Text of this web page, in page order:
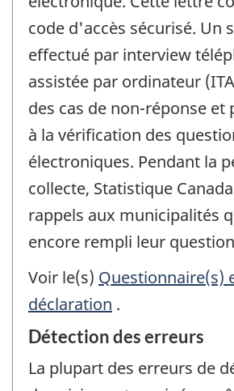
code d'accès sécurisé. Un
effectué par interview
assistée par ordinateur
des cas de non-réponse et
à la vérification des
électroniques. Pendant la
collecte, Statistique
rappels aux municipalités
encore rempli leur
Voir le(s) Questionnaire(s)
déclaration .
Détection des erreurs
La plupart des erreurs de